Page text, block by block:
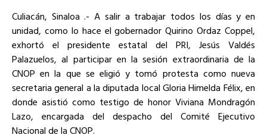
Culiacán, Sinaloa .- A salir a trabajar todos los días y en
unidad, como lo hace el gobernador Quirino Ordaz Coppel,
exhortó el presidente estatal del PRI, Jesús Valdés
Palazuelos, al participar en la sesión extraordinaria de la
CNOP en la que se eligió y tomó protesta como nueva
secretaria general a la diputada local Gloria Himelda Félix, en
donde asistió como testigo de honor Viviana Mondragón
Lazo, encargada del despacho del Comité Ejecutivo
Nacional de la CNOP.